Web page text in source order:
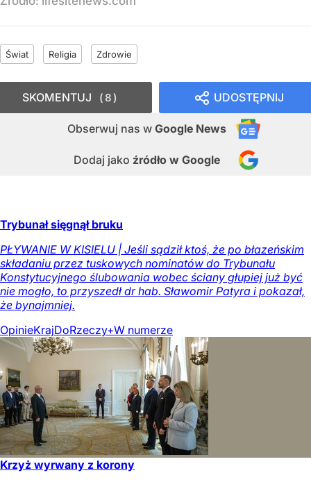
Świat Religia Zdrowie
UDOSTĘPNIJ
Obserwuj nas w Google News
Dodaj jako źródło w Google
SKOMENTUJ 8
Trybunał sięgnął bruku
PŁYWANIE W KISIELU | Jeśli sądził ktoś, że po błazeńskim
składaniu przez tuskowych nominatów do Trybunału
Konstytucyjnego ślubowania wobec ściany głupiej już być
nie mogło, to przyszedł dr hab. Sławomir Patyra i pokazał,
że bynajmniej.
OpinieKrajDoRzeczy+W numerze
Krzyż wyrwany z korony